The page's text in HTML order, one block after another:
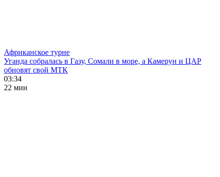
Африканское турне
Уганда собралась в Газу, Сомали в море, а Камерун и ЦАР
обновят свой МТК
03:34
22 мин